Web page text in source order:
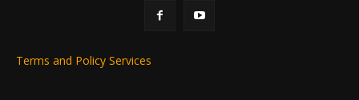
Terms and Policy Services